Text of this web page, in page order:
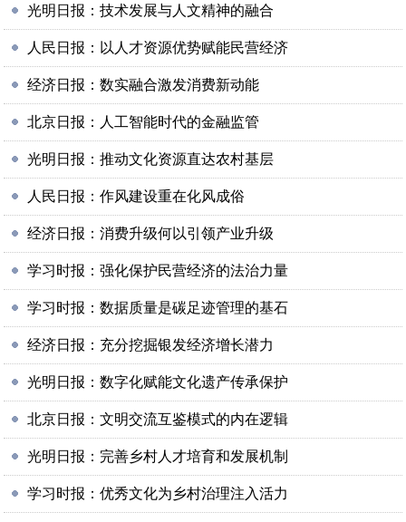
光明日报：技术发展与人文精神的融合
人民日报：以人才资源优势赋能民营经济
经济日报：数实融合激发消费新动能
北京日报：人工智能时代的金融监管
光明日报：推动文化资源直达农村基层
人民日报：作风建设重在化风成俗
经济日报：消费升级何以引领产业升级
学习时报：强化保护民营经济的法治力量
学习时报：数据质量是碳足迹管理的基石
经济日报：充分挖掘银发经济增长潜力
光明日报：数字化赋能文化遗产传承保护
北京日报：文明交流互鉴模式的内在逻辑
光明日报：完善乡村人才培育和发展机制
学习时报：优秀文化为乡村治理注入活力